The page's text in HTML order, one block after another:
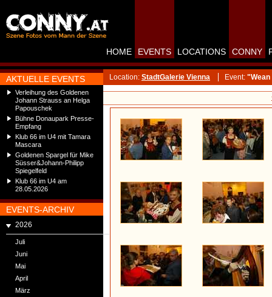
AKTUELLE EVENTS
Verleihung des Goldenen
Johann Strauss an Helga
Papouschek
Bühne Donaupark Presse-
Empfang
Klub 66 im U4 mit Tamara
Mascara
Goldenen Spargel für Mike
Süsser&Johann-Philipp
Spiegelfeld
Klub 66 im U4 am
28.05.2026
EVENTS-ARCHIV
2026
Juli
Juni
Mai
April
März
HOME EVENTS LOCATIONS CONNY
Location: StadtGalerie Vienna Event: